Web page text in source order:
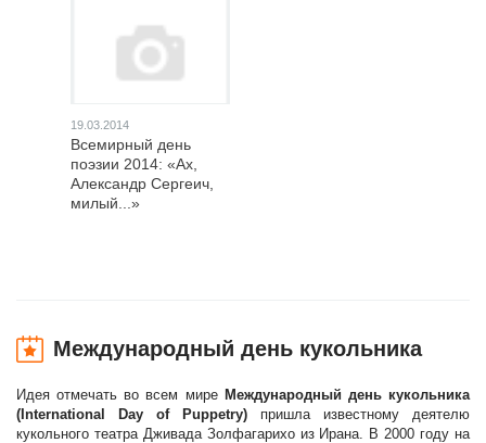
19.03.2014
Всемирный день
поэзии 2014: «Ах,
Александр Сергеич,
милый...»
Международный день кукольника
Идея отмечать во всем мире Международный день кукольника
(International Day of Puppetry) пришла известному деятелю
кукольного театра Дживада Золфагарихо из Ирана. В 2000 году на